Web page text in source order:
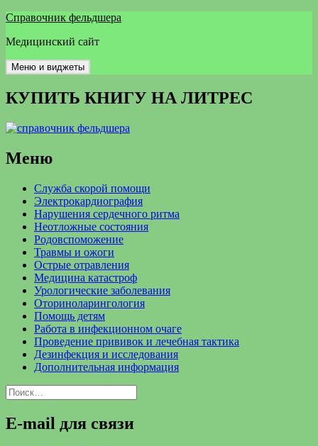
Перейти
содержимому
Справочник фельдшера
Медицинский сайт
Меню и виджеты
КУПИТЬ КНИГУ НА ЛИТРЕС
Меню
Служба скорой помощи
Электрокардиография
Нарушения сердечного ритма
Неотложные состояния
Родовспоможение
Травмы и ожоги
Острые отравления
Медицина катастроф
Урологические заболевания
Оториноларингология
Помощь детям
Работа в инфекционном очаге
Проведение прививок и лечебная тактика
Дезинфекция и исследования
Дополнительная информация
Найти:
E-mail для связи